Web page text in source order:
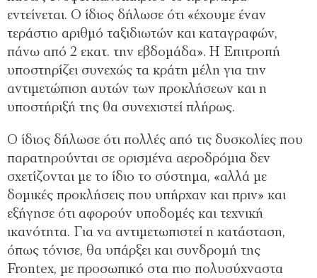
εντείνεται. Ο ίδιος δήλωσε ότι «έχουμε έναν
τεράστιο αριθμό ταξιδιωτών και καταγραφών,
πάνω από 2 εκατ. την εβδομάδα». Η Επιτροπή
υποστηρίζει συνεχώς τα κράτη μέλη για την
αντιμετώπιση αυτών των προκλήσεων και η
υποστήριξή της θα συνεχιστεί πλήρως.
Ο ίδιος δήλωσε ότι πολλές από τις δυσκολίες που
παρατηρούνται σε ορισμένα αεροδρόμια δεν
σχετίζονται με το ίδιο το σύστημα, «αλλά με
δομικές προκλήσεις που υπήρχαν και πριν» και
εξήγησε ότι αφορούν υποδομές και τεχνική
ικανότητα. Για να αντιμετωπιστεί η κατάσταση,
όπως τόνισε, θα υπάρξει και συνδρομή της
Frontex, με προσωπικό στα πιο πολυσύχναστα